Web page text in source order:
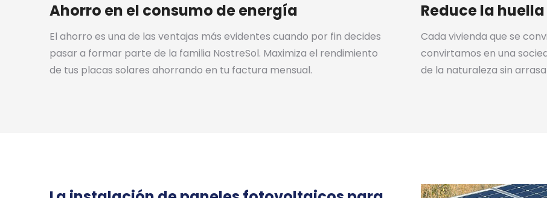
Ahorro en el consumo de energía
El ahorro es una de las ventajas más evidentes cuando por fin decides
pasar a formar parte de la familia NostreSol. Maximiza el rendimiento
de tus placas solares ahorrando en tu factura mensual.
Reduce la huella
Cada vivienda que se
convirtamos en una
de la naturaleza sin